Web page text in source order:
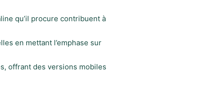
qu’il procure contribuent à
en mettant l’emphase sur
offrant des versions mobiles